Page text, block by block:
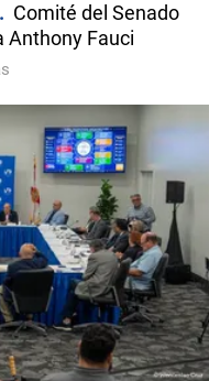
Comité del Senado
Anthony Fauci